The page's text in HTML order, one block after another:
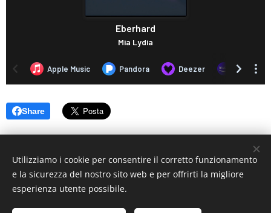
Share
© 2019 www.artistionline.tv
Email: info@artistionline.tv Tel.3925001708 P.IVA 02838250351
Utilizziamo i cookie per consentire il corretto funzionamento
e la sicurezza del nostro sito web e per offrirti la migliore
esperienza utente possibile.